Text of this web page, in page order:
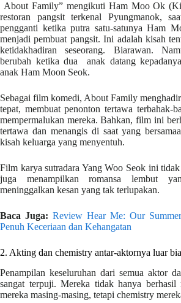
About Family” mengikuti Ham Moo Ok
restoran pangsit terkenal Pyungmanok,
pengganti ketika putra satu-satunya Ham
menjadi pembuat pangsit. Ini adalah kisah
ketidakhadiran seseorang. Biarawan.
berubah ketika dua anak datang
anak Ham Moon Seok.
Sebagai film komedi, About Family
tepat, membuat penonton tertawa terbahak-
mempermalukan mereka. Bahkan, film ini
tertawa dan menangis di saat yang
kisah keluarga yang menyentuh.
Film karya sutradara Yang Woo Seok ini
juga menampilkan romansa lembut
meninggalkan kesan yang tak terlupakan.
Baca Juga: Review Hear Me: Our
Penuh Keceriaan dan Kehangatan
2. Akting dan chemistry antar-aktornya luar
Penampilan keseluruhan dari semua aktor
sangat terpuji. Mereka tidak hanya berhasil
mereka masing-masing, tetapi chemistry